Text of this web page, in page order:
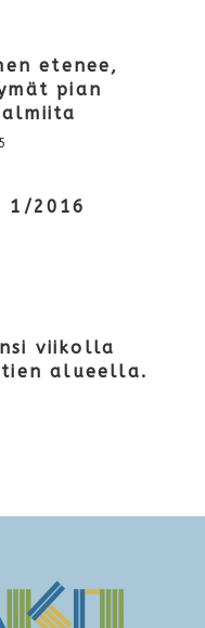
etenee,
pian
1/2016
viikolla
alueella.